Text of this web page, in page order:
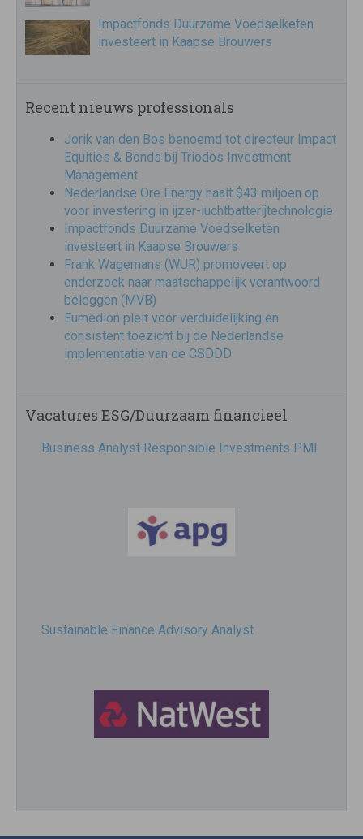
Impactfonds Duurzame Voedselketen
investeert in Kaapse Brouwers
Recent nieuws professionals
Jorik van den Bos benoemd tot directeur Impact
Equities & Bonds bij Triodos Investment
Management
Nederlandse Ore Energy haalt $43 miljoen op
voor investering in ijzer-luchtbatterijtechnologie
Impactfonds Duurzame Voedselketen
investeert in Kaapse Brouwers
Frank Wagemans (WUR) promoveert op
onderzoek naar maatschappelijk verantwoord
beleggen (MVB)
Eumedion pleit voor verduidelijking en
consistent toezicht bij de Nederlandse
implementatie van de CSDDD
Vacatures ESG/Duurzaam financieel
Business Analyst Responsible Investments PMI
Sustainable Finance Advisory Analyst
Director, Impact Investing